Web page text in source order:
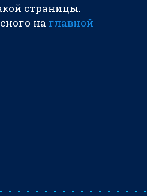
страницы.
на главной